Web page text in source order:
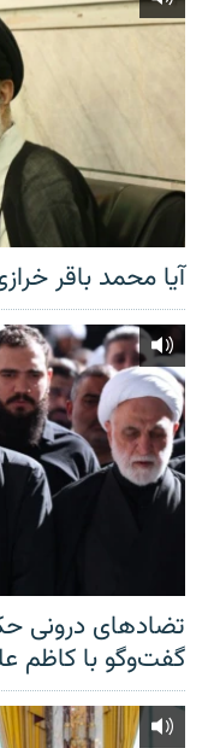
آیا محمد باقر
تضادهای درونی
گفت‌‌وگو با کاظم